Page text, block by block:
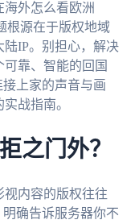
外怎么看欧洲
根源在于版权地域
陆IP。别担心，解决
靠、智能的回国
上家的声音与画
战指南。
之门外？
内容的版权往往
确告诉服务器你不